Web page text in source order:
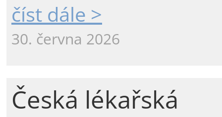
číst dále >
30. června 2026
Česká lékařská